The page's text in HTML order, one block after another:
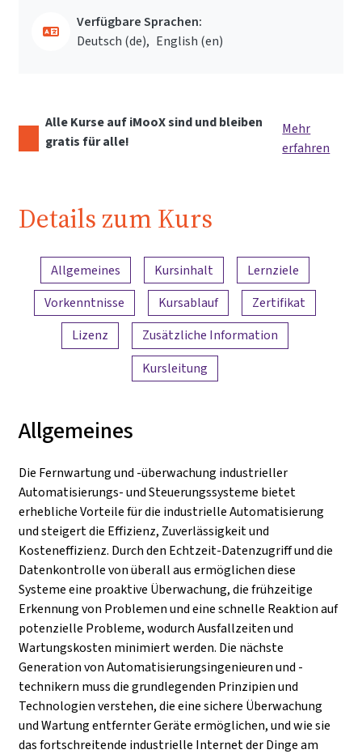
Verfügbare Sprachen:
Deutsch ‎(de)‎
English ‎(en)‎
Alle Kurse auf iMooX sind und bleiben
gratis für alle!
Mehr
erfahren
Details zum Kurs
Inhaltsübersicht
Allgemeines Kursinhalt
Lernziele
Vorkenntnisse
Kursablauf
Zertifikat
Lizenz
Zusätzliche Information
Kursleitung
Allgemeines
Die Fernwartung und -überwachung industrieller
Automatisierungs- und Steuerungssysteme bietet
erhebliche Vorteile für die industrielle Automatisierung
und steigert die Effizienz, Zuverlässigkeit und
Kosteneffizienz. Durch den Echtzeit-Datenzugriff und die
Datenkontrolle von überall aus ermöglichen diese
Systeme eine proaktive Überwachung, die frühzeitige
Erkennung von Problemen und eine schnelle Reaktion auf
potenzielle Probleme, wodurch Ausfallzeiten und
Wartungskosten minimiert werden. Die nächste
Generation von Automatisierungsingenieuren und -
technikern muss die grundlegenden Prinzipien und
Technologien verstehen, die eine sichere Überwachung
und Wartung entfernter Geräte ermöglichen, und wie sie
das fortschreitende industrielle Internet der Dinge am